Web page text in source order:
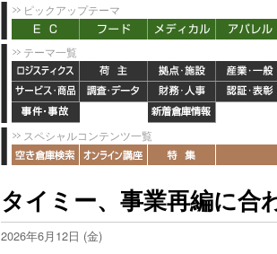
ピックアップテーマ
テーマ一覧
スペシャルコンテンツ一覧
タイミー、事業再編に合
2026年6月12日 (金)